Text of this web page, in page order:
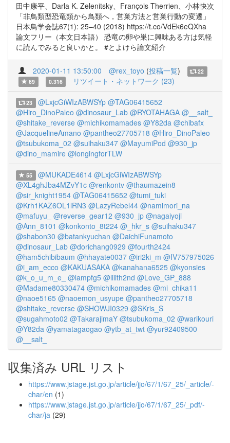
田中康平、Darla K. Zelenitsky、François Therrien、小林快次
「非鳥類型恐竜類から鳥類へ，営巣方法と営巣行動の変遷」
日本鳥学会誌67(1): 25–40 (2018) https://t.co/VdEk6eQXha
論文フリー（本文日本語） 恐竜の卵や巣に興味ある方は気軽
に読んでみると良いかと。 #とよけら論文紹介
2020-01-11 13:50:00 @rex_toyo (投稿一覧)
22
69
0.316 リツイート・ネットワーク (23)
23 @LxjcGiWIzABWSYp @TAG06415652
@Hiro_DinoPaleo @dinosaur_Lab @RYOTAHAGA @__salt_
@shitake_reverse @michikomamades @Y82da @chibafx
@JacquelineAmano @pantheo27705718 @Hiro_DinoPaleo
@tsubukoma_02 @suihaku347 @MayumiPod @930_jp
@dino_mamire @longingforTLW
55 @MUKADE4614 @LxjcGiWIzABWSYp
@XL4ghJba4MZvY1c @renkontv @thaumazein8
@sir_knight1954 @TAG06415652 @tumi_tuki
@Krh1KAZ6OL1lRN3 @LazyRebel44 @namimori_na
@mafuyu_
@reverse_gear12 @930_jp @nagaiyoji
@Ann_8101 @konkonto_8t224 @_hkr_s @suihaku347
@shabon30 @batankyuchan @DaichiFunamoto
@dinosaur_Lab @dorichang0929 @fourth2424
@ham5chibibaum @hhayate0037 @iri2ki_m @IV757975026
@i_am_ecco @KAKUASAKA @kanahana6525 @kyonsies
@k_o_u_m_e_ @lampfg5 @lilith2nd @Love_GP_888
@Madame80330474 @michikomamades @mi_chika11
@naoe5165 @naoemon_usyupe @pantheo27705718
@shitake_reverse @SHOWJI0329 @SKris_S
@sugahmoto02 @TakarajimaY @tsubukoma_02 @warikouri
@Y82da @yamatagaogao @ytb_at_twt @yur92409500
@__salt_
収集済み URL リスト
https://www.jstage.jst.go.jp/article/jjo/67/1/67_25/_article/-
char/en (1)
https://www.jstage.jst.go.jp/article/jjo/67/1/67_25/_pdf/-
char/ja (29)